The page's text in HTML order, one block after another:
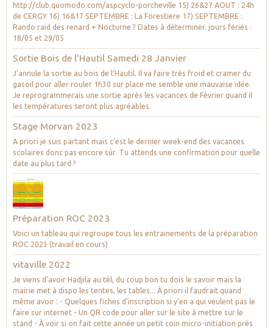
http://club.quomodo.com/aspcyclo-porcheville 15) 26&27 AOUT : 24h
de CERGY 16) 16&17 SEPTEMBRE : La Forestiere 17) SEPTEMBRE :
Rando raid des renard + Nocturne ? Dates à déterminer. jours fériés :
18/05 et 29/05
Sortie Bois de l'Hautil Samedi 28 Janvier
J'annule la sortie au bois de l'Hautil. Il va faire très froid et cramer du
gasoil pour aller rouler 1h30 sur place me semble une mauvaise idée.
Je reprogrammerais une sortie après les vacances de Février quand il
les températures seront plus agréables.
Stage Morvan 2023
A priori je suis partant mais c'est le dernier week-end des vacances
scolaires donc pas encore sûr. Tu attends une confirmation pour quelle
date au plus tard ?
Préparation ROC 2023
Voici un tableau qui regroupe tous les entrainements de la préparation
ROC 2023 (travail en cours)
vitaville 2022
Je viens d'avoir Hadjila au tél, du coup bon tu dois le savoir mais la
mairie met à dispo les tentes, les tables... À priori il faudrait quand
même avoir : - Quelques fiches d'inscription si y'en a qui veulent pas le
faire sur internet - Un QR code pour aller sur le site à mettre sur le
stand - À voir si on fait cette année un petit coin micro-initiation près